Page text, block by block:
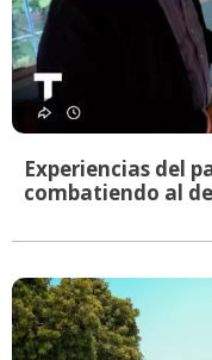
Experiencias del
combatiendo al